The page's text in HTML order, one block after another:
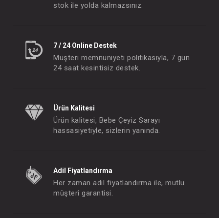
stok ile yolda kalmazsınız.
7 / 24 Online Destek
Müşteri memnuniyeti politikasıyla, 7 gün
24 saat kesintisiz destek.
Ürün Kalitesi
Ürün kalitesi, Bebe Çeyiz Sarayı
hassasiyetiyle, sizlerin yanında.
Adil Fiyatlandırma
Her zaman adil fiyatlandırma ile, mutlu
müşteri garantisi.